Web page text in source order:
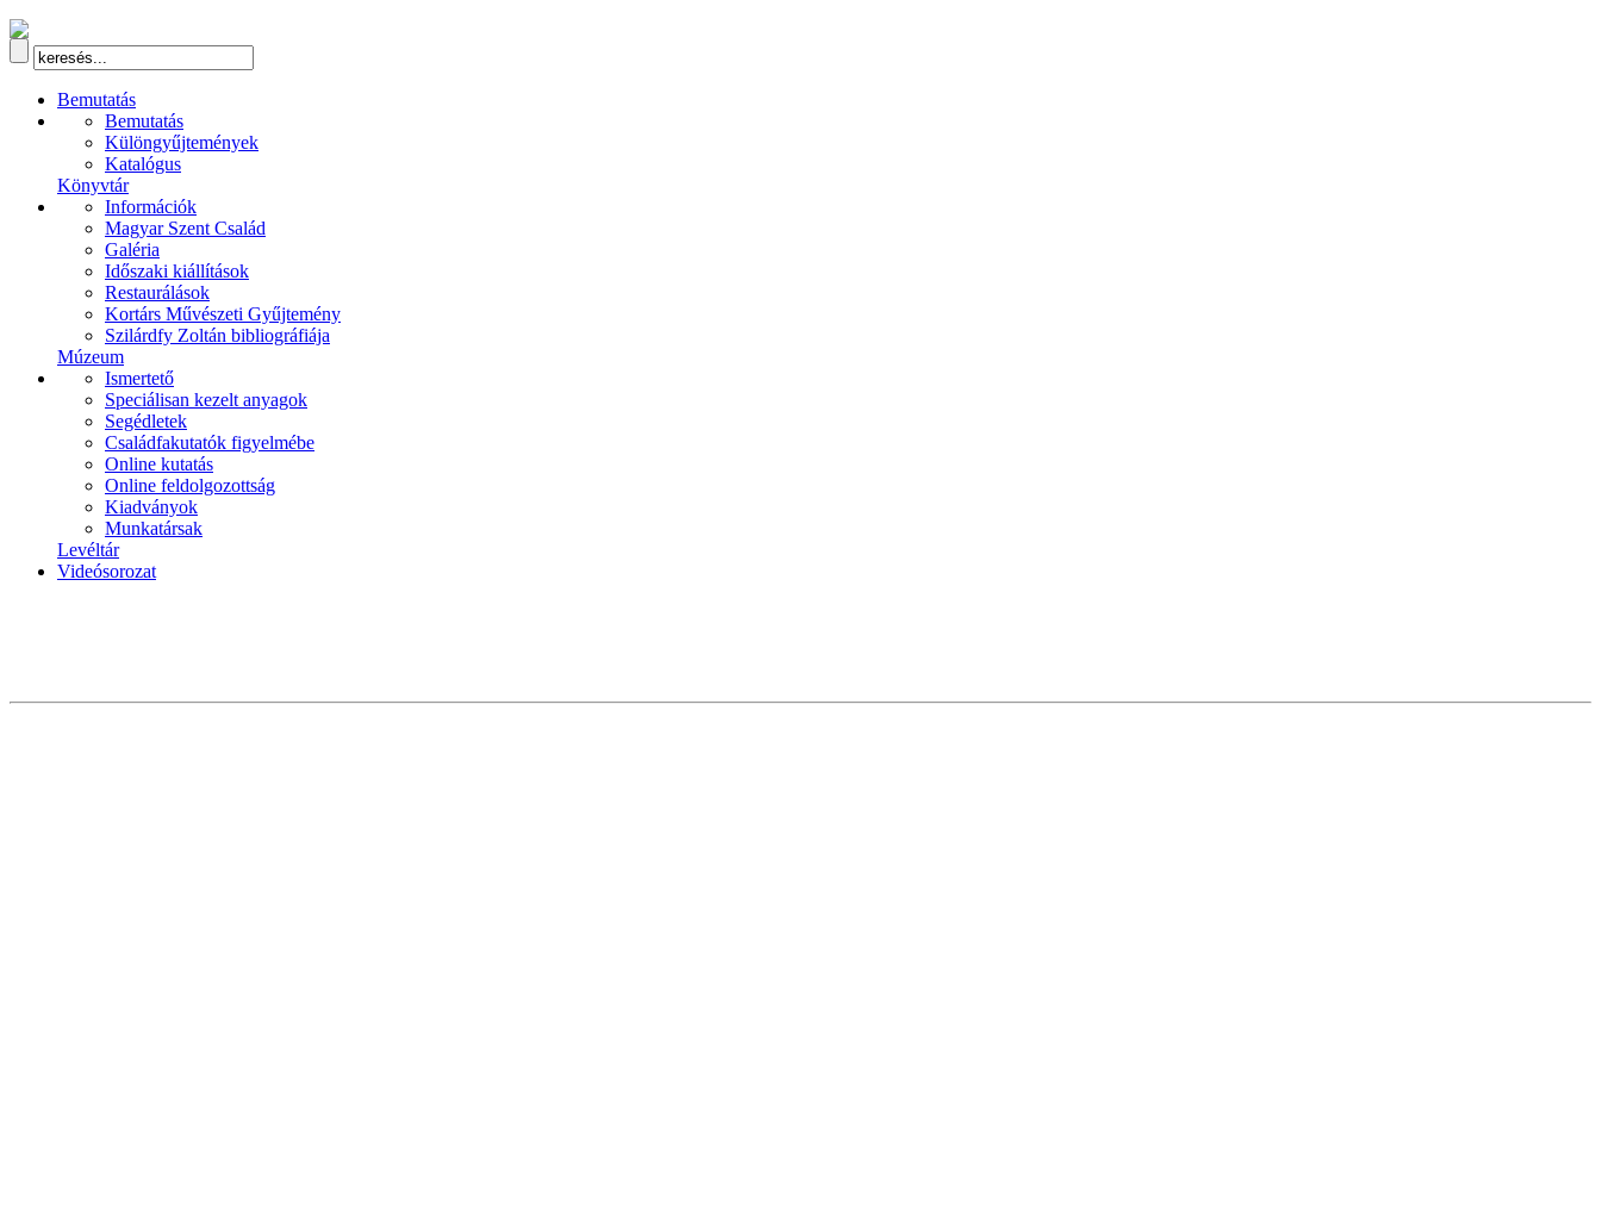
Bemutatás
Bemutatás
Különgyűjtemények
Katalógus
Könyvtár
Információk
Magyar Szent Család
Galéria
Időszaki kiállítások
Restaurálások
Kortárs Művészeti Gyűjtemény
Szilárdfy Zoltán bibliográfiája
Múzeum
Ismertető
Speciálisan kezelt anyagok
Segédletek
Családfakutatók figyelmébe
Online kutatás
Online feldolgozottság
Kiadványok
Munkatársak
Levéltár
Videósorozat